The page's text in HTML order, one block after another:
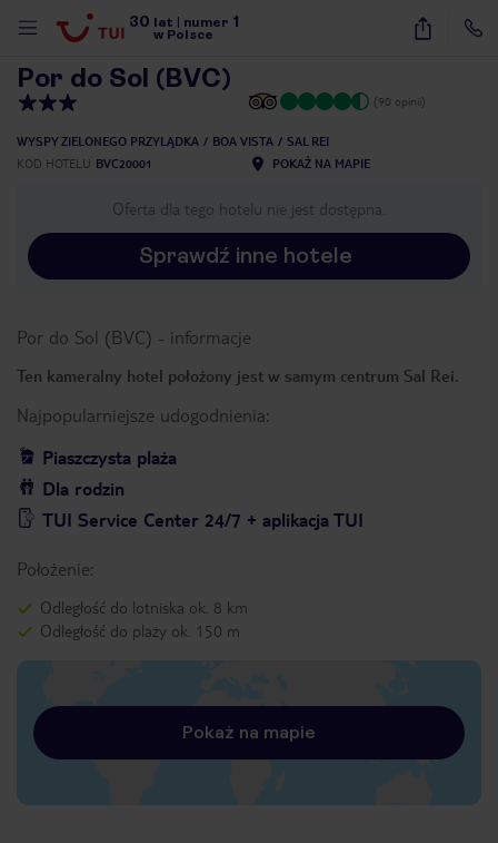
30 lat numer 1
w Polsce
25
Por do Sol (BVC)
(90 opinii)
WYSPY ZIELONEGO PRZYLĄDKA BOA VISTA
SAL REI
KOD HOTELU BVC20001 POKAŻ NA MAPIE
Oferta dla tego hotelu nie jest dostępna.
Sprawdź inne hotele
Por do Sol (BVC) - informacje
Ten kameralny hotel położony jest w samym centrum Sal Rei.
Najpopularniejsze udogodnienia:
Piaszczysta plaża
Dla rodzin
TUI Service Center 24/7 + aplikacja TUI
Położenie:
Odległość do lotniska ok. 8 km
Odległość do plaży ok. 150 m
Pokaż na mapie